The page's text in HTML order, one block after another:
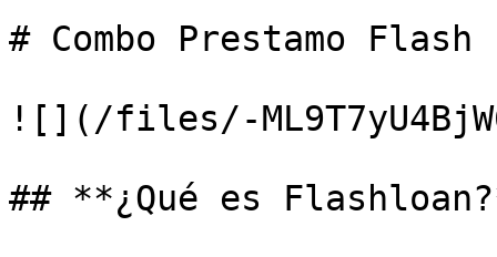
# Combo Prestamo Flash
![](/files/-
## **¿Qué es